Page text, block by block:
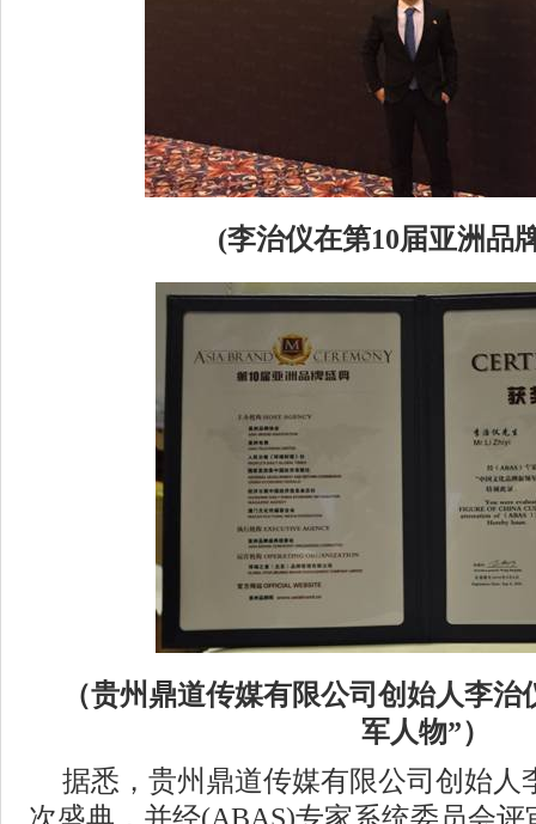
(李治仪在第10届亚洲品
（贵州鼎道传媒有限公司创始人李
军人物”）
据悉，贵州鼎道传媒有限公司创始人